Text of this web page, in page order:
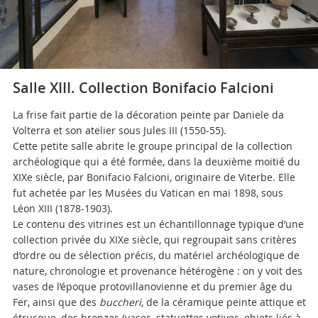
Salle XIII. Collection Bonifacio Falcioni
La frise fait partie de la décoration peinte par Daniele da
Volterra et son atelier sous Jules III (1550-55).
Cette petite salle abrite le groupe principal de la collection
archéologique qui a été formée, dans la deuxième moitié du
XIXe siècle, par Bonifacio Falcioni, originaire de Viterbe. Elle
fut achetée par les Musées du Vatican en mai 1898, sous
Léon XIII (1878-1903).
Le contenu des vitrines est un échantillonnage typique d’une
collection privée du XIXe siècle, qui regroupait sans critères
d’ordre ou de sélection précis, du matériel archéologique de
nature, chronologie et provenance hétérogène : on y voit des
vases de l’époque protovillanovienne et du premier âge du
Fer, ainsi que des buccheri, de la céramique peinte attique et